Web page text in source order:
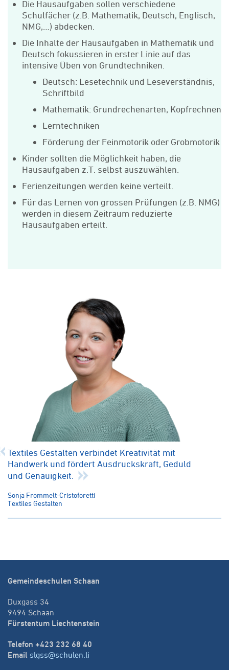
Die Hausaufgaben sollen verschiedene
Schulfächer (z.B. Mathematik, Deutsch, Englisch,
NMG,…) abdecken.
Die Inhalte der Hausaufgaben in Mathematik und
Deutsch fokussieren in erster Linie auf das
intensive Üben von Grundtechniken.
Deutsch: Lesetechnik und Leseverständnis,
Schriftbild
Mathematik: Grundrechenarten, Kopfrechnen
Lerntechniken
Förderung der Feinmotorik oder Grobmotorik
Kinder sollten die Möglichkeit haben, die
Hausaufgaben z.T. selbst auszuwählen.
Ferienzeitungen werden keine verteilt.
Für das Lernen von grossen Prüfungen (z.B. NMG)
werden in diesem Zeitraum reduzierte
Hausaufgaben erteilt.
Textiles Gestalten verbindet Kreativität mit
Handwerk und fördert Ausdruckskraft, Geduld
und Genauigkeit.
Sonja Frommelt-Cristoforetti
Textiles Gestalten
Gemeindeschulen Schaan
Duxgass 34
9494 Schaan
Fürstentum Liechtenstein
Telefon +423 232 68 40
Email slgss@schulen.li